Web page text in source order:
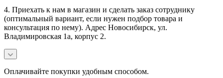
4. Приехать к нам в магазин и сделать заказ сотруднику
(оптимальный вариант, если нужен подбор товара и
консультация по нему). Адрес Новосибирск, ул.
Владимировская 1а, корпус 2.
Оплачивайте покупки удобным способом.